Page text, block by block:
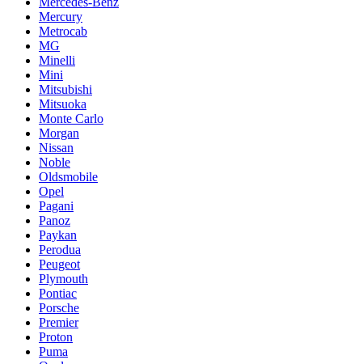
Mercury
Metrocab
MG
Minelli
Mini
Mitsubishi
Mitsuoka
Monte Carlo
Morgan
Nissan
Noble
Oldsmobile
Opel
Pagani
Panoz
Paykan
Perodua
Peugeot
Plymouth
Pontiac
Porsche
Premier
Proton
Puma